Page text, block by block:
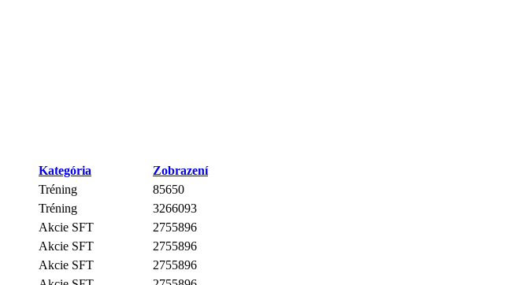
Kategória
Zobrazení
Tréning
85650
Tréning
3266093
Akcie SFT
2755896
Akcie SFT
2755896
Akcie SFT
2755896